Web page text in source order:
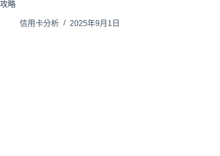
攻略
信用卡分析 2025年9月1日